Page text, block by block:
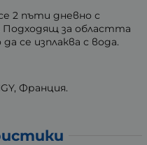
2 пъти дневно с
за областта
се изплаква с вода.
Франция.